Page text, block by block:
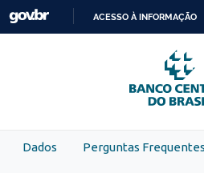
Skip to main content
PARA
O
ACESSO À INFORMAÇÃO
Dados Perguntas Frequentes